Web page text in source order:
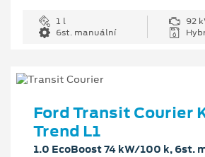
1 l
92
6st. manuální
Ford Transit Courier
Trend L1
1.0 EcoBoost 74 kW/100 k, 6st.